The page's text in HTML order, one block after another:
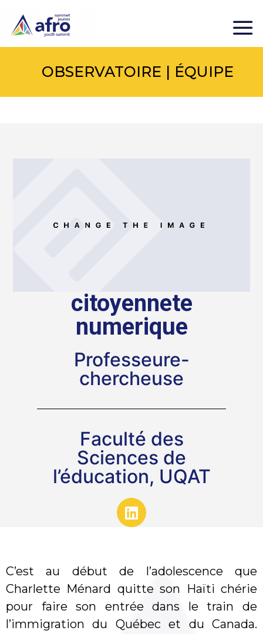
OBSERVATOIRE | ÉQUIPE
citoyennete
numerique
Professeure-
chercheuse
Faculté des
Sciences de
l’éducation, UQAT
C’est au début de l’adolescence que
Charlette Ménard quitte son Haïti chérie
pour faire son entrée dans le train de
l’immigration du Québec et du Canada.